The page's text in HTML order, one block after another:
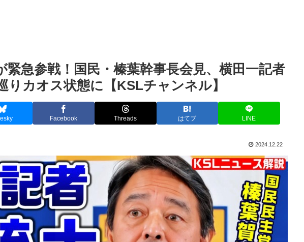
緊急参戦！国民・榛葉幹事長会見、横田一記者
りカオス状態に【KSLチャンネル】
Facebook Threads はてブ LINE
2024.12.22